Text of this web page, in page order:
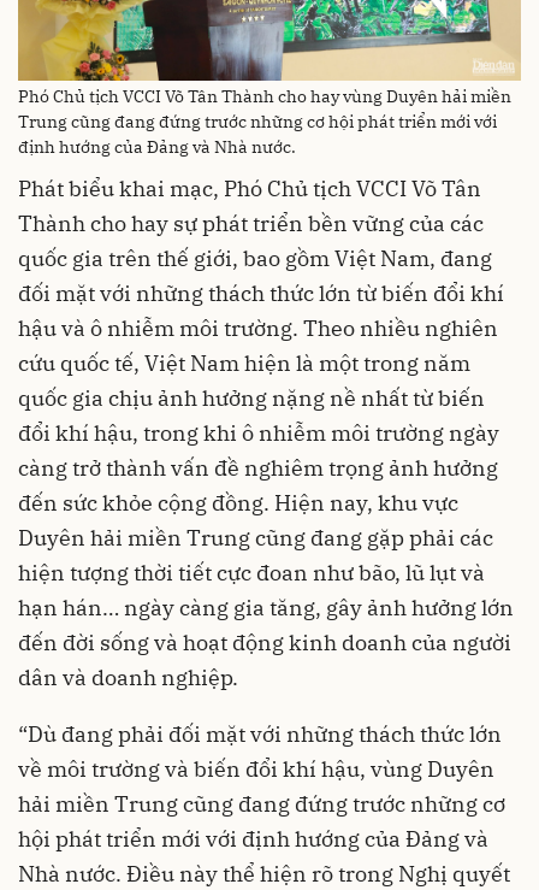
Phó Chủ tịch VCCI Võ Tân Thành cho hay vùng Duyên hải miền
Trung cũng đang đứng trước những cơ hội phát triển mới với
định hướng của Đảng và Nhà nước.
Phát biểu khai mạc, Phó Chủ tịch VCCI Võ Tân
Thành cho hay sự phát triển bền vững của các
quốc gia trên thế giới, bao gồm Việt Nam, đang
đối mặt với những thách thức lớn từ biến đổi khí
hậu và ô nhiễm môi trường. Theo nhiều nghiên
cứu quốc tế, Việt Nam hiện là một trong năm
quốc gia chịu ảnh hưởng nặng nề nhất từ biến
đổi khí hậu, trong khi ô nhiễm môi trường ngày
càng trở thành vấn đề nghiêm trọng ảnh hưởng
đến sức khỏe cộng đồng. Hiện nay, khu vực
Duyên hải miền Trung cũng đang gặp phải các
hiện tượng thời tiết cực đoan như bão, lũ lụt và
hạn hán… ngày càng gia tăng, gây ảnh hưởng lớn
đến đời sống và hoạt động kinh doanh của người
dân và doanh nghiệp.
“Dù đang phải đối mặt với những thách thức lớn
về môi trường và biến đổi khí hậu, vùng Duyên
hải miền Trung cũng đang đứng trước những cơ
hội phát triển mới với định hướng của Đảng và
Nhà nước. Điều này thể hiện rõ trong Nghị quyết